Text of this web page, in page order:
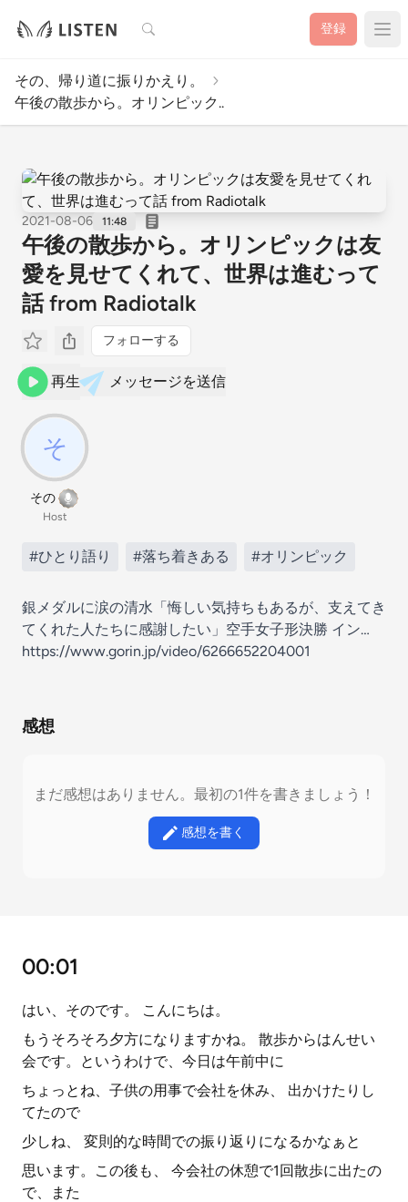
検索 登録
その、帰り道に振りかえり。
午後の散歩から。オリンピック..
2021-08-06 11:48
午後の散歩から。オリンピックは友
愛を見せてくれて、世界は進むって
話 from Radiotalk
フォローする
再生 メッセージを送信
その
Host
#ひとり語り #落ち着きある #オリンピック
銀メダルに涙の清水「悔しい気持ちもあるが、支えてき
てくれた人たちに感謝したい」空手女子形決勝 イン…
https://www.gorin.jp/video/6266652204001
感想
まだ感想はありません。最初の1件を書きましょう！
感想を書く
00:01
はい、そのです。 こんにちは。
もうそろそろ夕方になりますかね。 散歩からはんせい
会です。というわけで、今日は午前中に
ちょっとね、子供の用事で会社を休み、 出かけたりし
てたので
少しね、 変則的な時間での振り返りになるかなぁと
思います。この後も、 今会社の休憩で1回散歩に出たの
で、また